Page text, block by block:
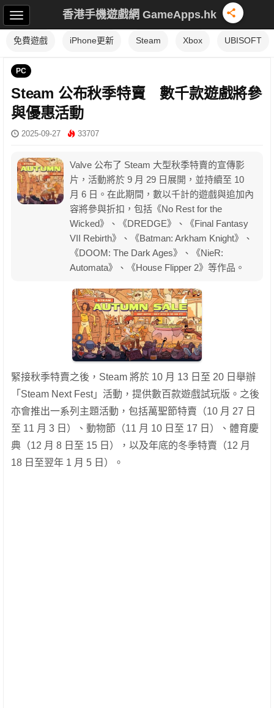
香港手機遊戲網 GameApps.hk
免費遊戲 iPhone更新 Steam Xbox UBISOFT
PC
Steam 公布秋季特賣 數千款遊戲將參
與優惠活動
2025-09-27 33707
Valve 公布了 Steam 大型秋季特賣的宣傳影
片，活動將於 9 月 29 日展開，並持續至 10
月 6 日。在此期間，數以千計的遊戲與追加內
容將參與折扣，包括《No Rest for the
Wicked》、《DREDGE》、《Final Fantasy
VII Rebirth》、《Batman: Arkham Knight》、
《DOOM: The Dark Ages》、《NieR:
Automata》、《House Flipper 2》等作品。
緊接秋季特賣之後，Steam 將於 10 月 13 日至 20 日舉辦
「Steam Next Fest」活動，提供數百款遊戲試玩版。之後
亦會推出一系列主題活動，包括萬聖節特賣（10 月 27 日
至 11 月 3 日）、動物節（11 月 10 日至 17 日）、體育慶
典（12 月 8 日至 15 日），以及年底的冬季特賣（12 月
18 日至翌年 1 月 5 日）。